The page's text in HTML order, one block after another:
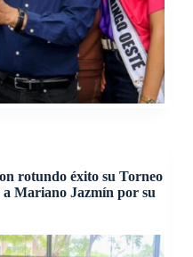
rotundo éxito su Torneo
a Mariano Jazmín por su